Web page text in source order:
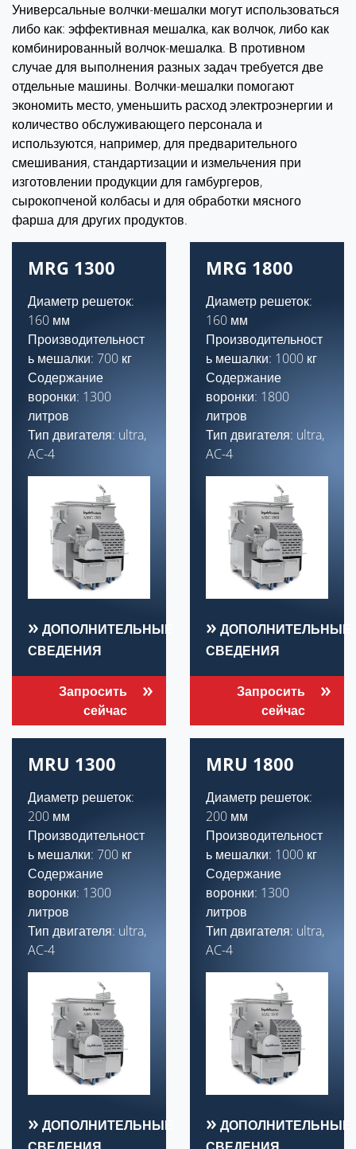
Универсальные волчки-мешалки могут использоваться
либо как: эффективная мешалка, как волчок, либо как
комбинированный волчок-мешалка. В противном
случае для выполнения разных задач требуется две
отдельные машины. Волчки-мешалки помогают
экономить место, уменьшить расход электроэнергии и
количество обслуживающего персонала и
используются, например, для предварительного
смешивания, стандартизации и измельчения при
изготовлении продукции для гамбургеров,
сырокопченой колбасы и для обработки мясного
фарша для других продуктов.
MRG 1300
Диаметр решеток:
160 мм
Производительност
ь мешалки: 700 кг
Содержание
воронки: 1300
литров
Тип двигателя: ultra,
AC-4
ДОПОЛНИТЕЛЬНЫЕ
СВЕДЕНИЯ
Запросить
сейчас
MRG 1800
Диаметр решеток:
160 мм
Производительност
ь мешалки: 1000 кг
Содержание
воронки: 1800
литров
Тип двигателя: ultra,
AC-4
ДОПОЛНИТЕЛЬНЫЕ
СВЕДЕНИЯ
Запросить
сейчас
MRU 1300
Диаметр решеток:
200 мм
Производительност
ь мешалки: 700 кг
Содержание
воронки: 1300
литров
Тип двигателя: ultra,
AC-4
ДОПОЛНИТЕЛЬНЫЕ
MRU 1800
Диаметр решеток:
200 мм
Производительност
ь мешалки: 1000 кг
Содержание
воронки: 1300
литров
Тип двигателя: ultra,
AC-4
ДОПОЛНИТЕЛЬНЫЕ